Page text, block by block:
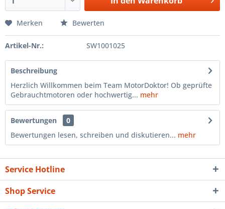
Merken Bewerten
Artikel-Nr.: SW1001025
Beschreibung
Herzlich Willkommen beim Team MotorDoktor! Ob geprüfte
Gebrauchtmotoren oder hochwertig... mehr
Bewertungen
0
Bewertungen lesen, schreiben und diskutieren... mehr
Service Hotline
Shop Service